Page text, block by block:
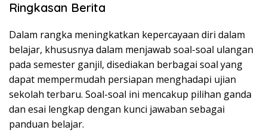
Ringkasan Berita
Dalam rangka meningkatkan kepercayaan diri dalam
belajar, khususnya dalam menjawab soal-soal ulangan
pada semester ganjil, disediakan berbagai soal yang
dapat mempermudah persiapan menghadapi ujian
sekolah terbaru. Soal-soal ini mencakup pilihan ganda
dan esai lengkap dengan kunci jawaban sebagai
panduan belajar.